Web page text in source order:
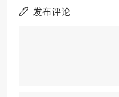
发布评论